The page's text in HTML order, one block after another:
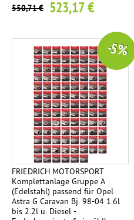
550,71 € 523,17 €
FRIEDRICH MOTORSPORT
Komplettanlage Gruppe A
(Edelstahl) passend für Opel
Astra G Caravan Bj. 98-04 1.6l
bis 2.2l u. Diesel -
-5 %